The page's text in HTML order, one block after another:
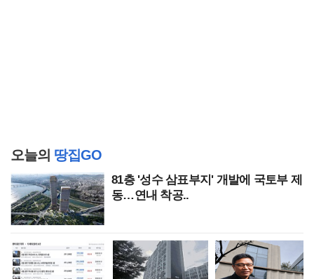
오늘의 땅집GO
81층 '성수 삼표부지' 개발에 국토부 제
동…연내 착공..